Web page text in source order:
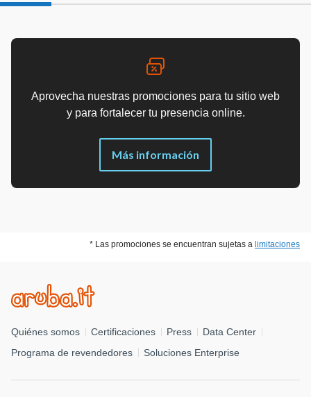
Aprovecha nuestras promociones para tu sitio web
y para fortalecer tu presencia online.
Más información
* Las promociones se encuentran sujetas a limitaciones
Quiénes somos Certificaciones Press
Data Center
Programa de revendedores
Soluciones Enterprise